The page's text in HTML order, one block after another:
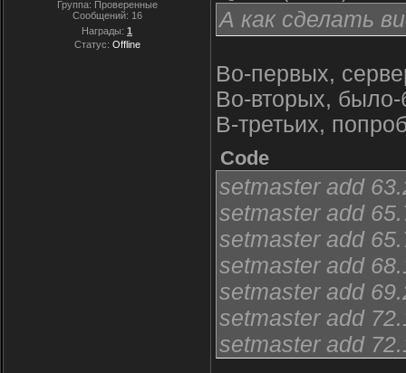
Группа: Проверенные
Сообщений: 16
Награды: 1
Статус: Offline
А как сделать
Во-первых,
Во-вторых, было-
В-третьих,
Code
setmaster add
setmaster add
setmaster add
setmaster add
setmaster add
setmaster add
setmaster add